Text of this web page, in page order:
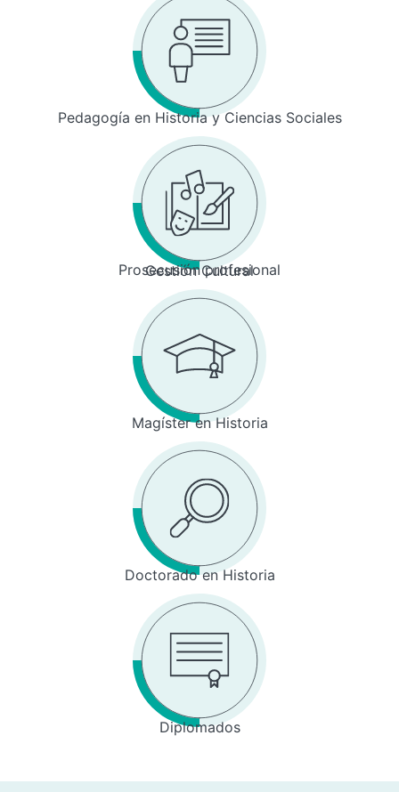
Pedagogía en Historia y Ciencias Sociales
Prosecusión profesional
Gestión Cultural
Magíster en Historia
Doctorado en Historia
Diplomados